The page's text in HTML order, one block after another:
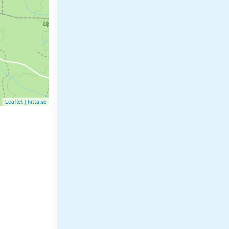
Leaflet | hitta.se